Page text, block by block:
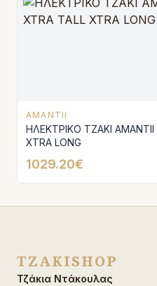
AMANTII
ΗΛΕΚΤΡΙΚΟ ΤΖΑΚΙ AMANTΙI ΣΕΙΡΑ TRU XTRA TALL
XTRA LONG
1029.20€
TZAKISHOP
Τζάκια Ντάκουλας